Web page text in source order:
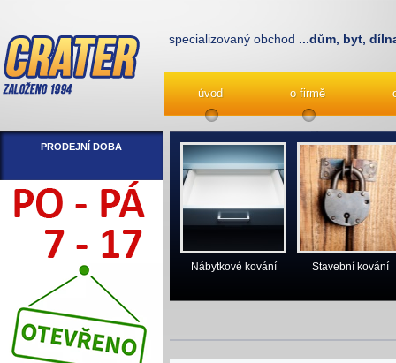
úvod o firmě
specializovaný obchod ...dům, byt,
PRODEJNÍ DOBA
Nábytkové kování Stavební kování